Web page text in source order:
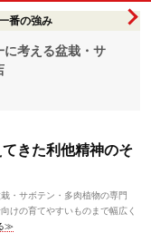
番の強み
に考える盆栽・サ
きた利他精神のそ
・サボテン・多肉植物の専門
けの育てやすいものまで幅広く
≫